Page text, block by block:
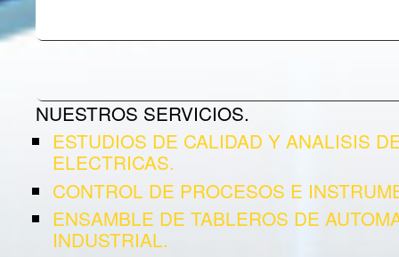
NUESTROS SERVICIOS.
ESTUDIOS DE CALIDAD Y ANALISIS
ELECTRICAS.
CONTROL DE PROCESOS E
ENSAMBLE DE TABLEROS DE
INDUSTRIAL.